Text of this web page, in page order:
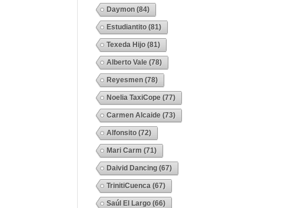
Daymon (84)
Estudiantito (81)
Texeda Hijo (81)
Alberto Vale (78)
Reyesmen (78)
Noelia TaxiCope (77)
Carmen Alcaide (73)
Alfonsito (72)
Mari Carm (71)
Daivid Dancing (67)
TrinitiCuenca (67)
Saúl El Largo (66)